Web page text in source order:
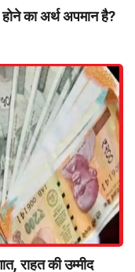
का अर्थ अपमान है?
राहत की उम्मीद